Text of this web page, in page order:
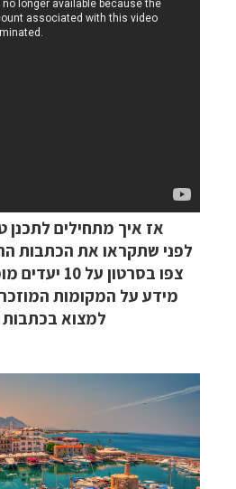
אז איך מתחילים לתכנן
לפני שתקראו את הכתבות
צפו בסרטון על 10 יעדים מומלצים בקפריסין.
מידע על המקומות
למצוא בכתבות
קרוזים והפלגות נופש
הפלגות לאנטארקטיקה